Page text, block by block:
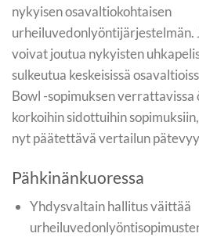
nykyisen osavaltiokohtaisen
urheiluvedonlyöntijärjestelmän.
voivat joutua nykyisten
sulkeutua keskeisissä
Bowl -sopimuksen verrattavissa
korkoihin sidottuihin
nyt päätettävä vertailun
Pähkinänkuoressa
Yhdysvaltain hallitus väittää